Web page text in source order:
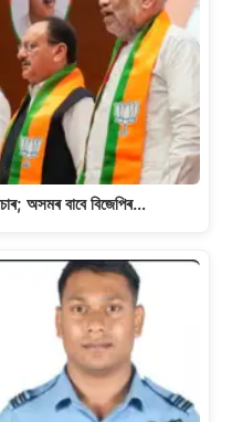
অসমৰ বাবে বিজেপিৰ…